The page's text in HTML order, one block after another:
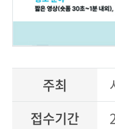
주최
접수기간